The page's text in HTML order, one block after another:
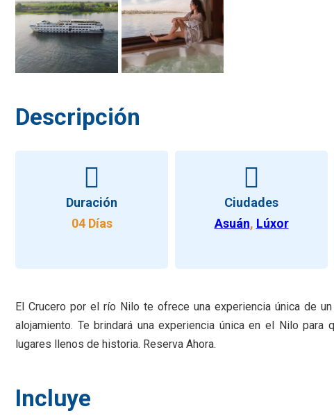
Descripción
Duración
04 Días
Ciudades
Asuán, Lúxor
El Crucero por el río Nilo te ofrece una experiencia única de
alojamiento. Te brindará una experiencia única en el Nilo
lugares llenos de historia. Reserva Ahora.
Incluye